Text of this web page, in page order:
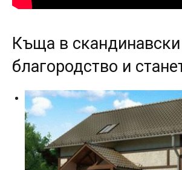
Къща в скандинавски
благородство и